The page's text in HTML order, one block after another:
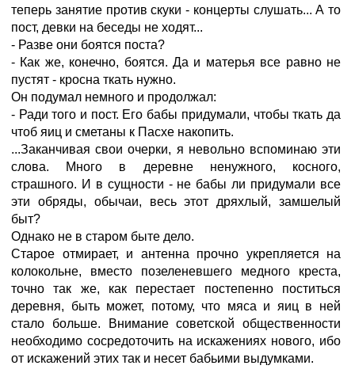
теперь занятие против скуки - концерты слушать... А то
пост, девки на беседы не ходят...
- Разве они боятся поста?
- Как же, конечно, боятся. Да и матерья все равно не
пустят - кросна ткать нужно.
Он подумал немного и продолжал:
- Ради того и пост. Его бабы придумали, чтобы ткать да
чтоб яиц и сметаны к Пасхе накопить.
...Заканчивая свои очерки, я невольно вспоминаю эти
слова. Много в деревне ненужного, косного,
страшного. И в сущности - не бабы ли придумали все
эти обряды, обычаи, весь этот дряхлый, замшелый
быт?
Однако не в старом быте дело.
Старое отмирает, и антенна прочно укрепляется на
колокольне, вместо позеленевшего медного креста,
точно так же, как перестает постепенно поститься
деревня, быть может, потому, что мяса и яиц в ней
стало больше. Внимание советской общественности
необходимо сосредоточить на искажениях нового, ибо
от искажений этих так и несет бабьими выдумками.